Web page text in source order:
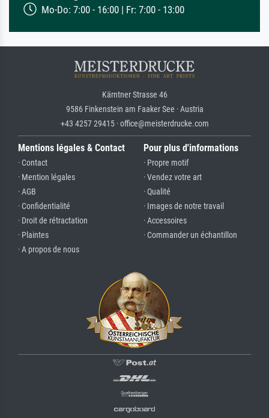
Mo-Do: 7:00 - 16:00 | Fr: 7:00 - 13:00
Kärntner Strasse 46
9586 Finkenstein am Faaker See · Austria
+43 4257 29415 · office@meisterdrucke.com
Mentions légales & Contact
· Contact
· Mention légales
· AGB
· Confidentialité
· Droit de rétractation
· Plaintes
· A propos de nous
Pour plus d'informations
· Propre motif
· Vendez votre art
· Qualité
· Images de notre travail
· Accessoires
· Commander un échantillon